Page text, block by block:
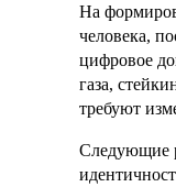
На
человека,
цифровое
газа,
требуют
Следующие